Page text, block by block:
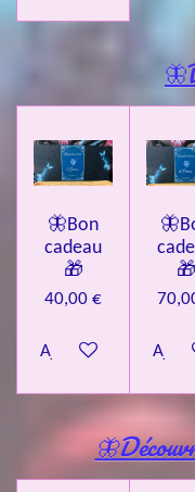
🦋Bon
cadeau
🎁
40,00 €
Ajouter au panier
🎁